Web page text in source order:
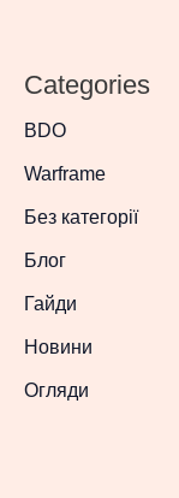
Categories
BDO
Warframe
Без категорії
Блог
Гайди
Новини
Огляди